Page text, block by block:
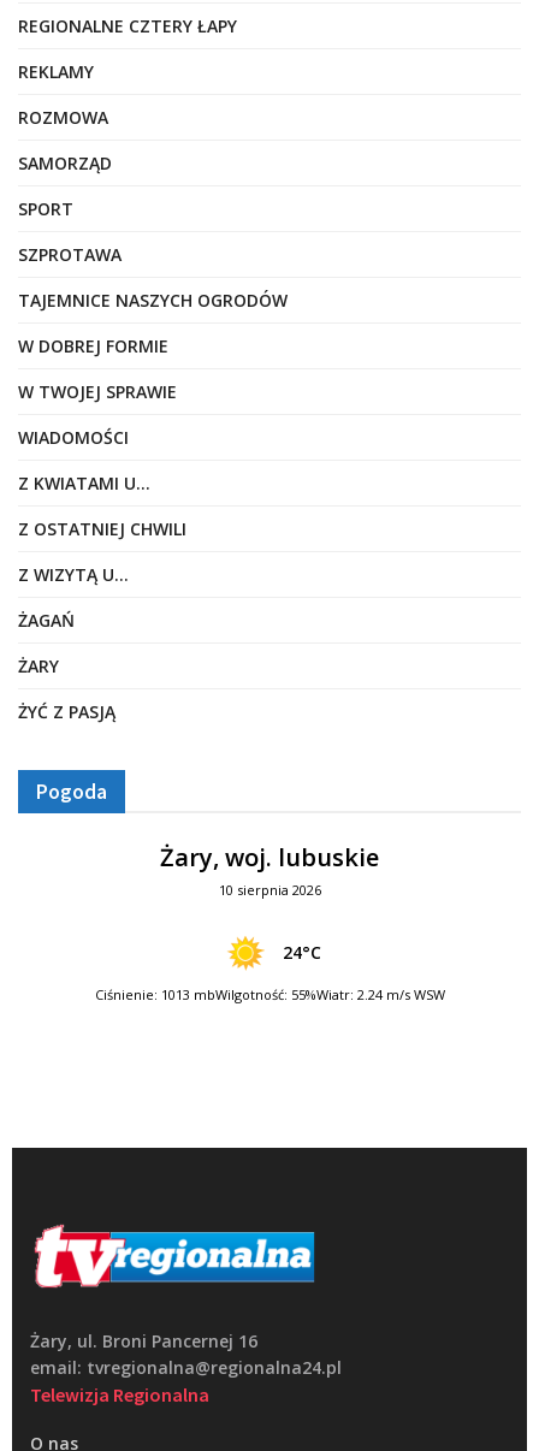
REGIONALNE CZTERY ŁAPY
REKLAMY
ROZMOWA
SAMORZĄD
SPORT
SZPROTAWA
TAJEMNICE NASZYCH OGRODÓW
W DOBREJ FORMIE
W TWOJEJ SPRAWIE
WIADOMOŚCI
Z KWIATAMI U…
Z OSTATNIEJ CHWILI
Z WIZYTĄ U…
ŻAGAŃ
ŻARY
ŻYĆ Z PASJĄ
Pogoda
Żary, woj. lubuskie
10 sierpnia 2026
24°C
Ciśnienie: 1013 mbWilgotność: 55%Wiatr: 2.24 m/s WSW
Żary, ul. Broni Pancernej 16
email: tvregionalna@regionalna24.pl
Telewizja Regionalna
O nas